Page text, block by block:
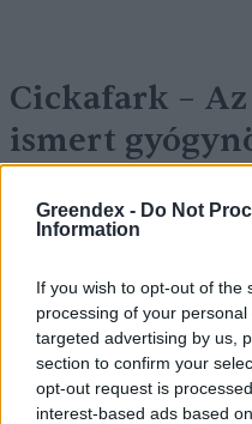
Greendex - Do Not
Information
If you wish to opt-out of the
processing of your
targeted advertising by us,
section to confirm your
opt-out request is
interest-based ads based
Cickafark –
ismert